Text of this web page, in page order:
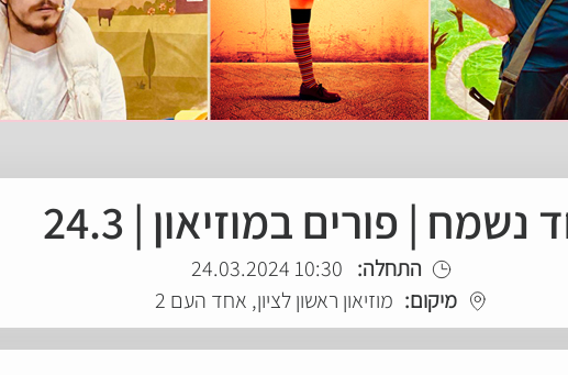
נשמח | פורים במוזיאון | 24.3
התחלה: 10:30 24.03.2024
מיקום: מוזיאון ראשון לציון, אחד העם 2